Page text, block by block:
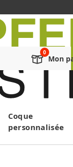
Mon
Coque
personnalisée